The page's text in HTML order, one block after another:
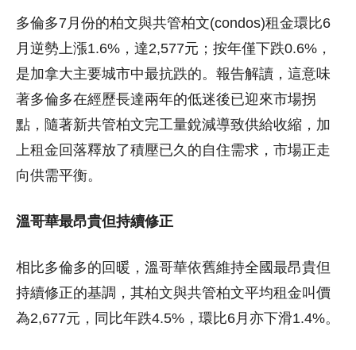
多倫多7月份的柏文與共管柏文(condos)租金環比6
月逆勢上漲1.6%，達2,577元；按年僅下跌0.6%，
是加拿大主要城市中最抗跌的。報告解讀，這意味
著多倫多在經歷長達兩年的低迷後已迎來市場拐
點，隨著新共管柏文完工量銳減導致供給收縮，加
上租金回落釋放了積壓已久的自住需求，市場正走
向供需平衡。
溫哥華最昂貴但持續修正
相比多倫多的回暖，溫哥華依舊維持全國最昂貴但
持續修正的基調，其柏文與共管柏文平均租金叫價
為2,677元，同比年跌4.5%，環比6月亦下滑1.4%。